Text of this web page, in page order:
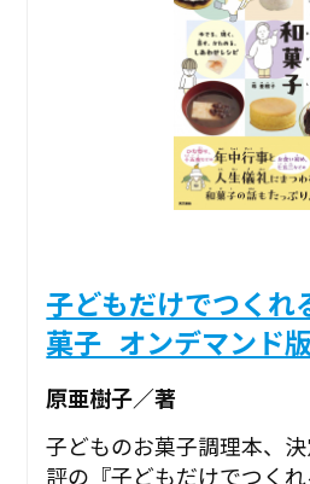
子どもだけでつく
菓子_オンデマンド版
原亜樹子／著
子どものお菓子調理本、
評の『子どもだけでつく